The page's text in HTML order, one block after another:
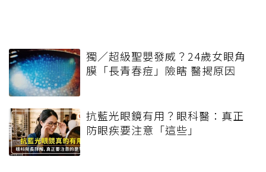
獨／超級聖嬰發威？24歲女眼角
膜「長青春痘」險瞎 醫揭原因
抗藍光眼鏡有用？眼科醫：真正
防眼疾要注意「這些」